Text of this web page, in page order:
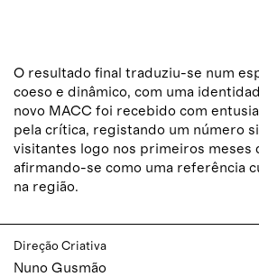
O resultado final traduziu-se num
coeso e dinâmico, com uma
novo MACC foi recebido com
pela crítica, registando um número
visitantes logo nos primeiros meses
afirmando-se como uma referência
na região.
Direção Criativa
Nuno Gusmão